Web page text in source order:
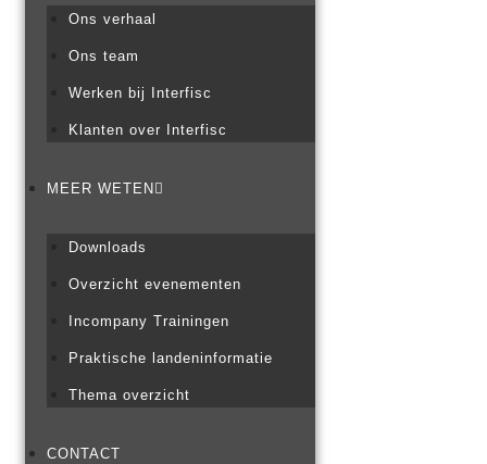
Ons verhaal
Ons team
Werken bij Interfisc
Klanten over Interfisc
MEER WETEN
Downloads
Overzicht evenementen
Incompany Trainingen
Praktische landeninformatie
Thema overzicht
CONTACT